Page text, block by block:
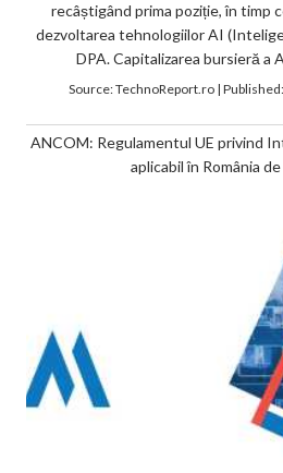
recâștigând prima poziție, în timp
dezvoltarea tehnologiilor AI
DPA. Capitalizarea bursieră a
Source:TechnoReport.ro| Published:
ANCOM: Regulamentul UE privind
aplicabil în România